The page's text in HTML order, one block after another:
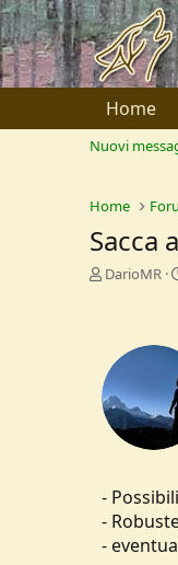
Home
Nuovi
Home
Sacca
C
o
r
e
D
s
s
DarioMR
-
-
-